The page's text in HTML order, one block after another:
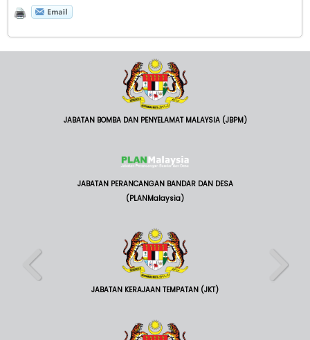
JABATAN BOMBA DAN PENYELAMAT MALAYSIA (JBPM)
JABATAN PERANCANGAN BANDAR DAN DESA
(PLANMalaysia)
JABATAN KERAJAAN TEMPATAN (JKT)